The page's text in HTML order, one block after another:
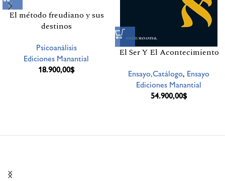
El método freudiano y sus
destinos
Psicoanálisis
Ediciones Manantial
18.900,00$
El Ser Y El Acontecimiento
Ensayo,Catálogo, Ensayo
Ediciones Manantial
54.900,00$